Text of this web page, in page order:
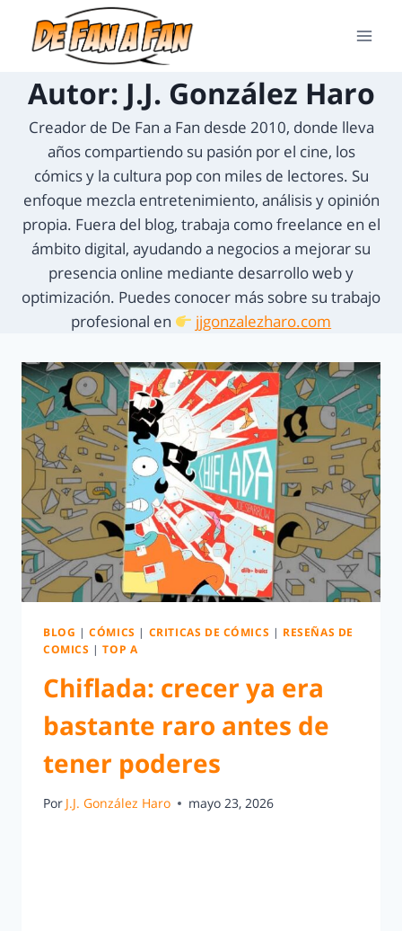
Autor: J.J. González Haro
Creador de De Fan a Fan desde 2010, donde lleva
años compartiendo su pasión por el cine, los
cómics y la cultura pop con miles de lectores. Su
enfoque mezcla entretenimiento, análisis y opinión
propia. Fuera del blog, trabaja como freelance en el
ámbito digital, ayudando a negocios a mejorar su
presencia online mediante desarrollo web y
optimización. Puedes conocer más sobre su trabajo
profesional en
jjgonzalezharo.com
BLOG |CÓMICS | CRITICAS DE CÓMICS | RESEÑAS DE
COMICS |TOP A
Chiflada: crecer ya era
bastante raro antes de
tener poderes
Por J.J. González Haro mayo 23, 2026